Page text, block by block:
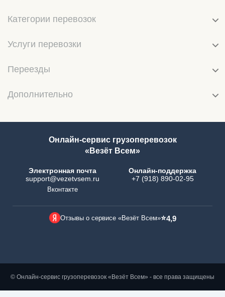
Категории перевозок
Услуги перевозки
Переезды
Дополнительно
Онлайн-сервис грузоперевозок
«Везёт Всем»
Электронная почта
support@vezetvsem.ru
Вконтакте
Онлайн-поддержка
+7 (918) 890-02-95
Отзывы о сервисе «Везёт Всем»⭐4,9
© Онлайн-сервис грузоперевозок «Везёт Всем» - все права защищены